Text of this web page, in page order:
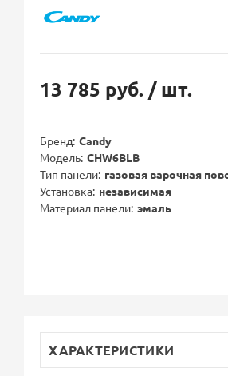
13 785 руб. / шт.
Бренд Candy
Модель CHW6BLB
Тип панели газовая варочная
Установка независимая
Материал панели эмаль
ХАРАКТЕРИСТИКИ